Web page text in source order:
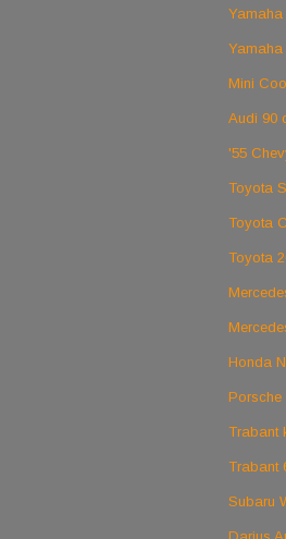
Yamaha
Yamaha
Mini
Audi 90
'55
Toyota
Toyota
Toyota
Honda
Porsche
Trabant
Trabant
Subaru